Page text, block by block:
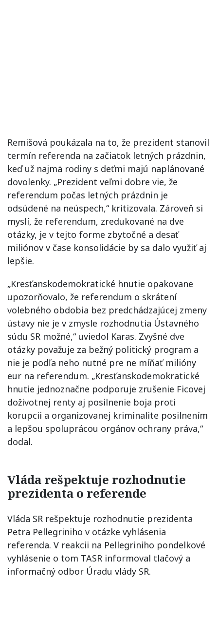
Remišová poukázala na to, že prezident stanovil
termín referenda na začiatok letných prázdnin,
keď už najmä rodiny s deťmi majú naplánované
dovolenky. „Prezident veľmi dobre vie, že
referendum počas letných prázdnin je
odsúdené na neúspech,“ kritizovala. Zároveň si
myslí, že referendum, zredukované na dve
otázky, je v tejto forme zbytočné a desať
miliónov v čase konsolidácie by sa dalo využiť aj
lepšie.
„Kresťanskodemokratické hnutie opakovane
upozorňovalo, že referendum o skrátení
volebného obdobia bez predchádzajúcej zmeny
ústavy nie je v zmysle rozhodnutia Ústavného
súdu SR možné,“ uviedol Karas. Zvyšné dve
otázky považuje za bežný politický program a
nie je podľa neho nutné pre ne míňať milióny
eur na referendum. „Kresťanskodemokratické
hnutie jednoznačne podporuje zrušenie Ficovej
doživotnej renty aj posilnenie boja proti
korupcii a organizovanej kriminalite posilnením
a lepšou spoluprácou orgánov ochrany práva,“
dodal.
Vláda rešpektuje rozhodnutie
prezidenta o referende
Vláda SR rešpektuje rozhodnutie prezidenta
Petra Pellegriniho v otázke vyhlásenia
referenda. V reakcii na Pellegriniho pondelkové
vyhlásenie o tom TASR informoval tlačový a
informačný odbor Úradu vlády SR.